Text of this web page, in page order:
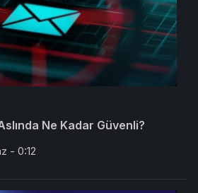
Ne Kadar Güvenli?
- 0:12